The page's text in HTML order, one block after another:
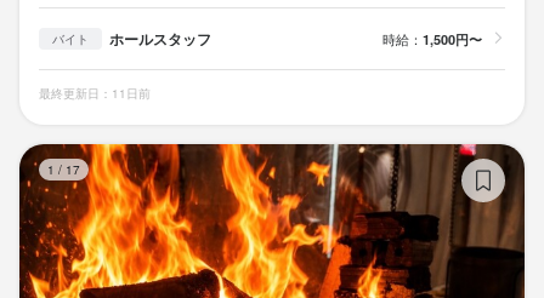
バイト ホールスタッフ 時給： 1,500円〜
最終更新日：11日前
1 / 17